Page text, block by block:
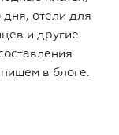
отели для
и другие
в блоге.